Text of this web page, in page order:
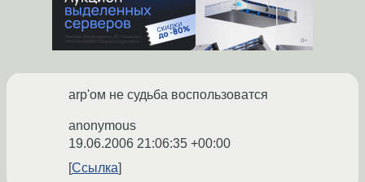
arp'ом не судьба воспользоватся
anonymous
19.06.2006 21:06:35 +00:00
Ссылка